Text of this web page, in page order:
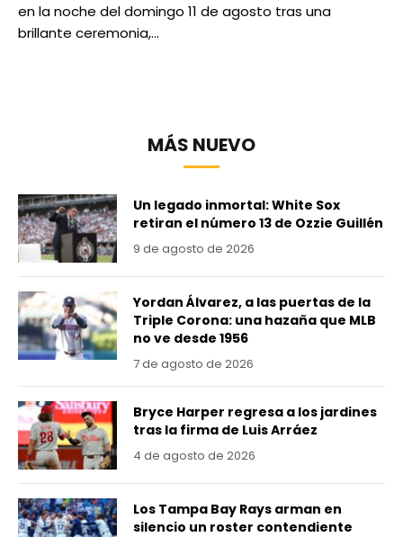
en la noche del domingo 11 de agosto tras una
brillante ceremonia,…
MÁS NUEVO
Un legado inmortal: White Sox
retiran el número 13 de Ozzie Guillén
9 de agosto de 2026
Yordan Álvarez, a las puertas de la
Triple Corona: una hazaña que MLB
no ve desde 1956
7 de agosto de 2026
Bryce Harper regresa a los jardines
tras la firma de Luis Arráez
4 de agosto de 2026
Los Tampa Bay Rays arman en
silencio un roster contendiente